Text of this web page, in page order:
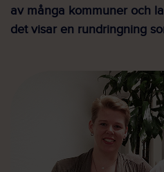
av många kommuner och
det visar en rundringning